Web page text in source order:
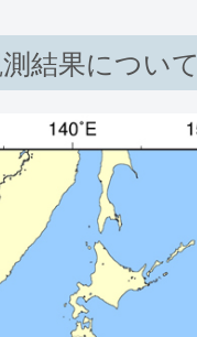
結果について